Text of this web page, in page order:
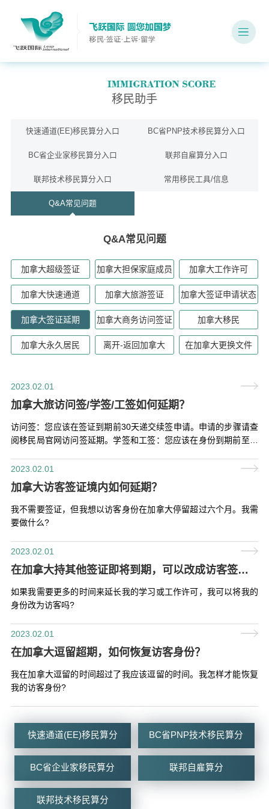
移民助手
快速通道(EE)移民算分入口 BC省PNP技术移民算分入口
BC省企业家移民算分入口 联邦自雇算分入口
联邦技术移民算分入口 常用移民工具/信息
Q&A常见问题
Q&A常见问题
加拿大超级签证 加拿大担保家庭成员 加拿大工作许可
加拿大快速通道 加拿大旅游签证 加拿大签证申请状态
加拿大签证延期 加拿大商务访问签证 加拿大移民
加拿大永久居民 离开-返回加拿大 在加拿大更换文件
2023.02.01
加拿大旅访问签/学签/工签如何延期？
访问签：您应该在签证到期前30天递交续签申请。申请的步骤请查
阅移民局官网访问签延期。学签和工签：您应该在身份到期前至少
请查阅移民局官网学签延期以及工签延期。
2023.02.01
加拿大访客签证境内如何延期？
我不需要签证，但我想以访客身份在加拿大停留超过六个月。我需
要做什么?
2023.02.01
在加拿大持其他签证即将到期，可以改成访客签证吗？
如果我需要更多的时间来延长我的学习或工作许可，我可以将我的
身份改为访客吗?
2023.02.01
在加拿大逗留超期，如何恢复访客身份？
我在加拿大逗留的时间超过了我应该逗留的时间。我怎样才能恢复
我的访客身份?
快速通道(EE)移民算分 BC省PNP技术移民算分
BC省企业家移民算分 联邦自雇算分
联邦技术移民算分